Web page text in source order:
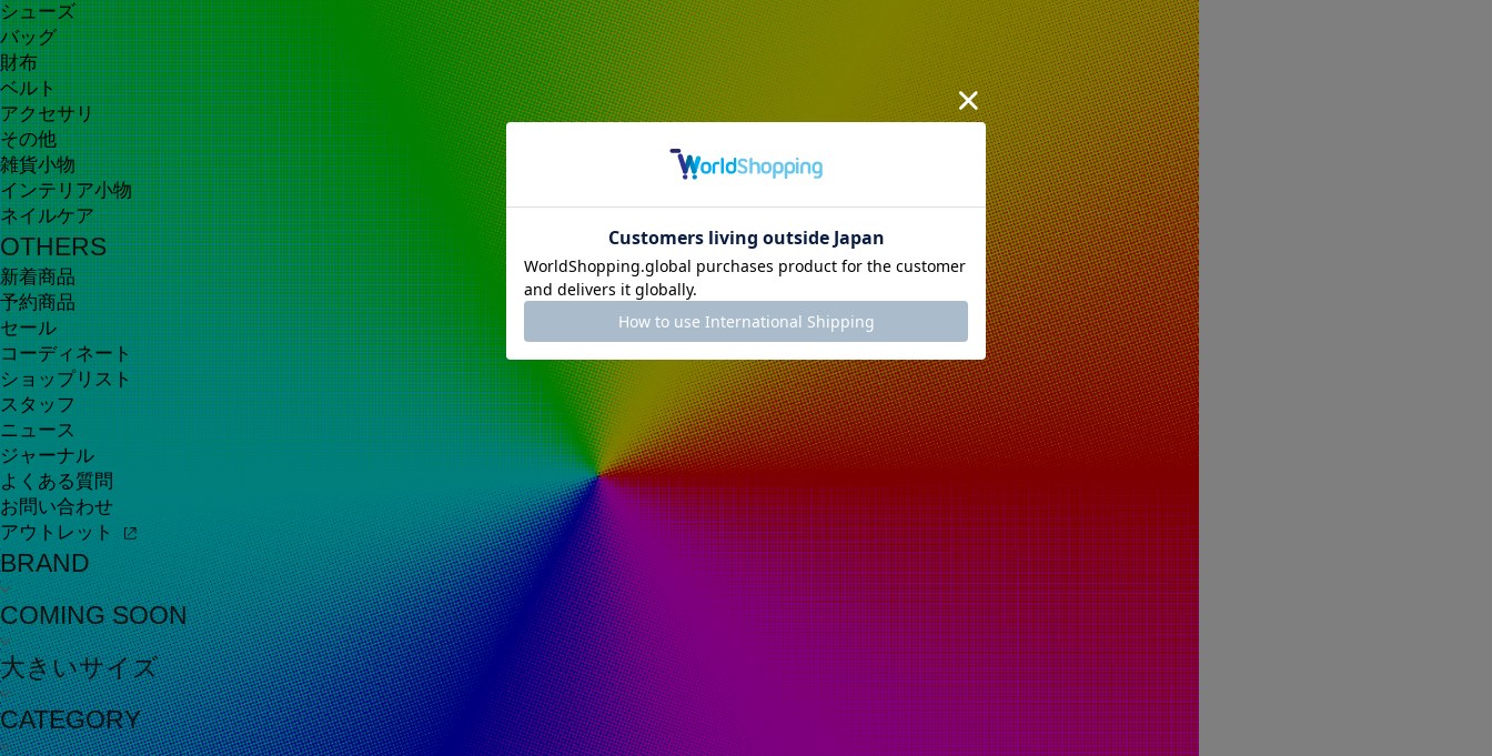
シューズ
バッグ
財布
ベルト
アクセサリ
その他
雑貨小物
インテリア小物
ネイルケア
OTHERS
新着商品
予約商品
セール
コーディネート
ショップリスト
スタッフ
ニュース
ジャーナル
よくある質問
お問い合わせ
アウトレット
BRAND
COMING SOON
大きいサイズ
CATEGORY